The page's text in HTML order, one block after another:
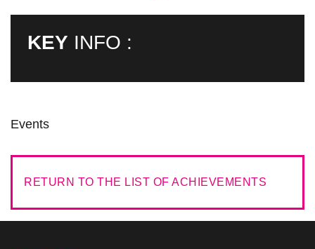
KEY INFO :
Events
RETURN TO THE LIST OF ACHIEVEMENTS